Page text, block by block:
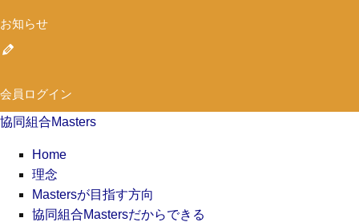
お知らせ
会員ログイン
協同組合Masters
Home
理念
Mastersが目指す方向
協同組合Mastersだからできる